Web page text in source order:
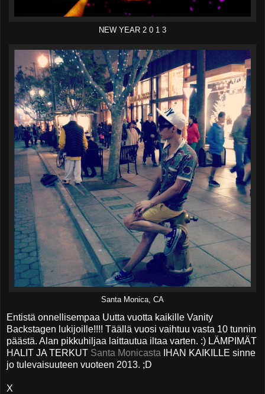
NEW YEAR 2 0 1 3
Santa Monica, CA
Entistä onnellisempaa Uutta vuotta kaikille Vanity
Backstagen lukijoille!!!! Täällä vuosi vaihtuu vasta 10 tunnin
päästä. Alan pikkuhiljaa laittautua iltaa varten. :) LÄMPIMÄT
HALIT JA TERKUT Santa Monicasta IHAN KAIKILLE sinne
jo tulevaisuuteen vuoteen 2013. ;D
X